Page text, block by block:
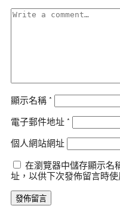
顯示名稱 *
電子郵件地址 *
個人網站網址
在瀏覽器中儲存顯示名
址，以供下次發佈留言時使